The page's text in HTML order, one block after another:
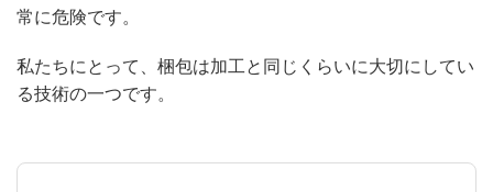
常に危険です。
私たちにとって、梱包は加工と同じくらいに大切にしてい
る技術の一つです。